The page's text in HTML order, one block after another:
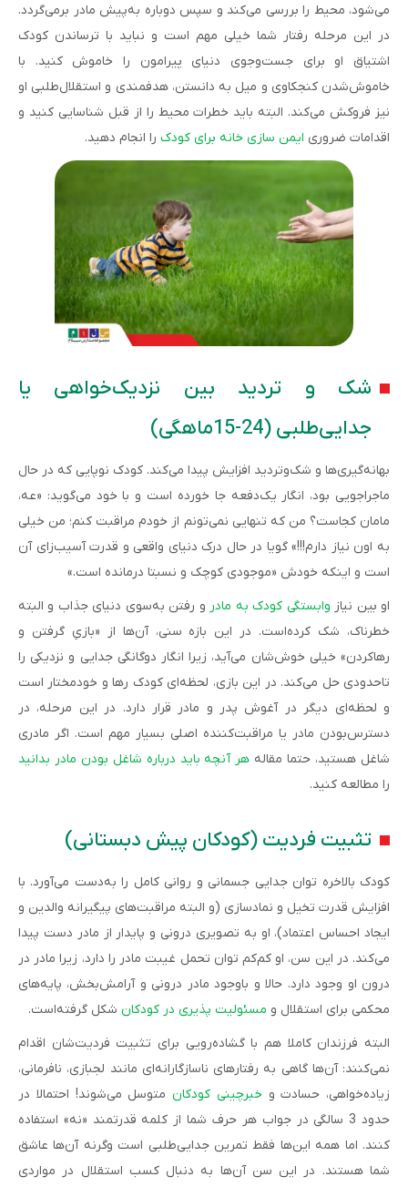
می‌شود، محیط را بررسی می‌کند و سپس دوباره به‌پیش مادر برمی‌گردد.
در این مرحله رفتار شما خیلی مهم است و نباید با ترساندن کودک
اشتیاق او برای جست‌وجوی دنیای پیرامون را خاموش کنید. با
خاموش‌شدن کنجکاوی و میل به دانستن، هدفمندی و استقلال‌طلبی او
نیز فروکش می‌کند. البته باید خطرات محیط را از قبل شناسایی کنید و
اقدامات ضروری ایمن سازی خانه برای کودک را انجام دهید.
شک و تردید بین نزدیک‌خواهی یا
جدایی‌طلبی (24-15ماهگی)
بهانه‌گیری‌ها و شک‌وتردید افزایش پیدا می‌کند. کودک نوپایی که در حال
ماجراجویی بود، انگار یک‌دفعه جا خورده است و با خود می‌گوید: «عه،
مامان کجاست؟ من که تنهایی نمی‌تونم از خودم مراقبت کنم؛ من خیلی
به اون نیاز دارم!!!» گویا در حال درک دنیای واقعی و قدرت آسیب‌زای آن
است و اینکه خودش «موجودی کوچک و نسبتا درمانده است.»
او بین نیاز وابستگی کودک به مادر و رفتن به‌سوی دنیای جذاب و البته
خطرناک، شک کرده‌است. در این بازه سنی، آن‌ها از «بازیِ گرفتن و
رها‌کردن» خیلی خوش‌شان می‌آید، زیرا انگار دوگانگی جدایی و نزدیکی را
تاحدودی حل می‌کند. در این بازی، لحظه‌ای کودک رها و خودمختار است
و لحظه‌ای دیگر در آغوش پدر و مادر قرار دارد. در این مرحله، در
دسترس‌بودن مادر یا مراقبت‌کننده اصلی بسیار مهم است. اگر مادری
شاغل هستید، حتما مقاله هر آنچه باید درباره شاغل بودن مادر بدانید
را مطالعه کنید.
تثبیت فردیت (کودکان پیش دبستانی)
کودک بالاخره توان جدایی جسمانی و روانی کامل را به‌دست می‌آورد. با
افزایش قدرت تخیل و نمادسازی (و البته مراقبت‌های پیگیرانه والدین و
ایجاد احساس اعتماد)، او به تصویری درونی و پایدار از مادر دست پیدا
می‌کند. در این سن، او کم‌کم توان تحمل غیبت مادر را دارد، زیرا مادر در
درون او وجود دارد. حالا و باوجود مادر درونی و آرامش‌بخش، پایه‌های
محکمی برای استقلال و مسئولیت پذیری در کودکان شکل‌ گرفته‌است.
البته فرزندان کاملا هم با گشاده‌رویی برای تثبیت فردیت‌شان اقدام
نمی‌کنند: آن‌ها گاهی به رفتارهای ناسازگارانه‌ای مانند لجبازی، نافرمانی،
زیاده‌خواهی، حسادت و خبرچینی کودکان متوسل می‌شوند! احتمالا در
حدود 3 سالگی در جواب هر حرف شما از کلمه قدرتمند «نه» استفاده
کنند. اما همه این‌ها فقط تمرین جدایی‌طلبی است وگرنه آن‌ها عاشق
شما هستند. در این سن آن‌ها به دنبال کسب استقلال در مواردی